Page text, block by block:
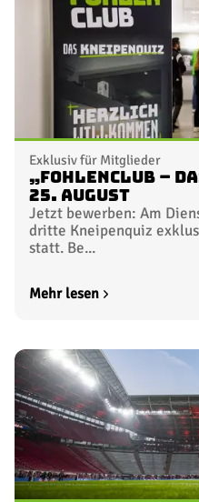
Exklusiv für Mitglieder
„FohlenClub –
25. August
Jetzt bewerben: Am
dritte Kneipenquiz
statt. Be...
Mehr lesen